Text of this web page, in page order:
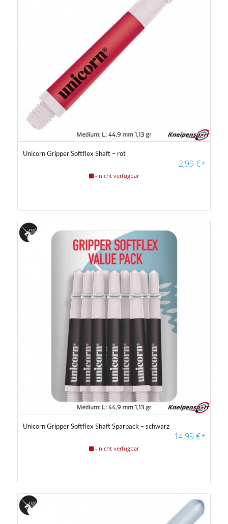
Unicorn Gripper Softflex Shaft – rot
2,99€*
- nicht verfügbar
Unicorn Gripper Softflex Shaft Sparpack – schwarz
14,99€*
- nicht verfügbar